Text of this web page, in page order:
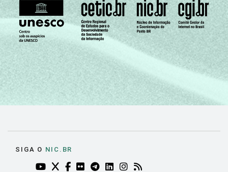
SIGA O NIC.BR
YOUTUBE DO NIC.BR (ABRE EM NOVA ABA)
TWITTER DO NIC.BR (ABRE EM NOVA ABA)
FACEBOOK DO NIC.BR (ABRE EM NOVA
FLICKR DO NIC.BR (ABRE EM NOVA
TELEGRAM DO NIC.BR (ABRE EM
LINKEDIN DO NIC.BR (ABRE
INSTAGRAM DO NIC.BR
RSS DO NIC.BR (ABRE